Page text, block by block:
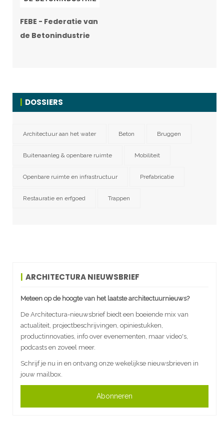
FEBE - Federatie van
de Betonindustrie
DOSSIERS
Architectuur aan het water Beton Bruggen
Buitenaanleg & openbare ruimte Mobiliteit
Openbare ruimte en infrastructuur Prefabricatie
Restauratie en erfgoed Trappen
ARCHITECTURA NIEUWSBRIEF
Meteen op de hoogte van het laatste architectuurnieuws?
De Architectura-nieuwsbrief biedt een boeiende mix van
actualiteit, projectbeschrijvingen, opiniestukken,
productinnovaties, info over evenementen, maar video's,
podcasts en zoveel meer.
Schrijf je nu in en ontvang onze wekelijkse nieuwsbrieven in
jouw mailbox.
Abonneren